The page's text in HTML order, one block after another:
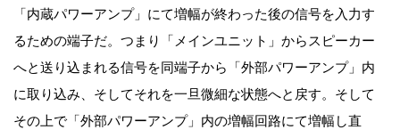
「内蔵パワーアンプ」にて増幅が終わった後の信号を入力す
るための端子だ。つまり「メインユニット」からスピーカー
へと送り込まれる信号を同端子から「外部パワーアンプ」内
に取り込み、そしてそれを一旦微細な状態へと戻す。そして
その上で「外部パワーアンプ」内の増幅回路にて増幅し直